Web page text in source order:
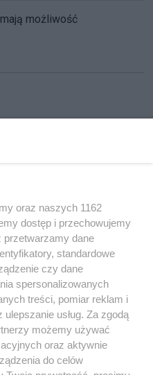
możliwość
Pokładowa
także obniżka.
zadłużenia
oraz naszych 1162
dostęp i przechowujemy
przetwarzamy dane
standardowe
czy dane
spersonalizowanych
treści, pomiar reklam i
usług. Za zgodą
możemy używać
oraz aktywnie
do celów